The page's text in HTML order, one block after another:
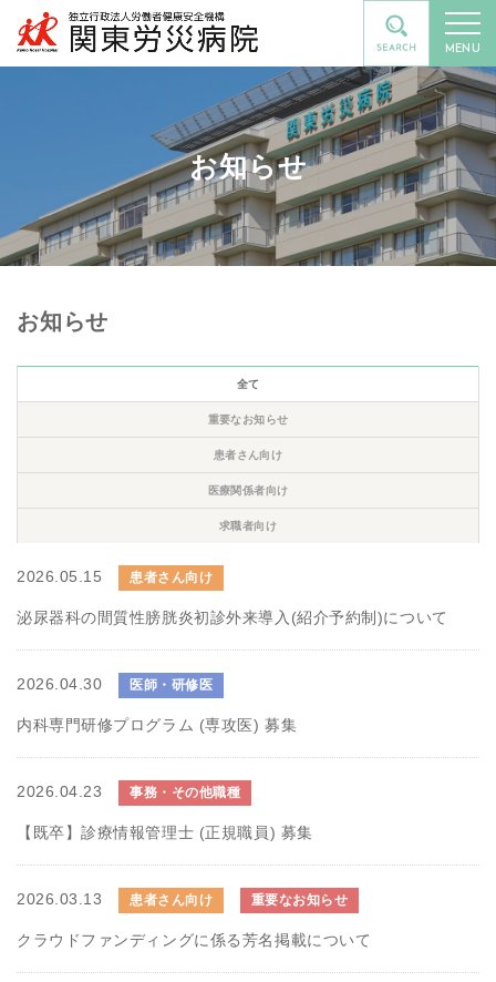
MENU
お知らせ
お知らせ
全て
重要なお知らせ
患者さん向け
医療関係者向け
求職者向け
2026.05.15 患者さん向け
泌尿器科の間質性膀胱炎初診外来導入(紹介予約制)について
2026.04.30 医師・研修医
内科専門研修プログラム (専攻医) 募集
2026.04.23 事務・その他職種
【既卒】診療情報管理士 (正規職員) 募集
2026.03.13 患者さん向け 重要なお知らせ
クラウドファンディングに係る芳名掲載について